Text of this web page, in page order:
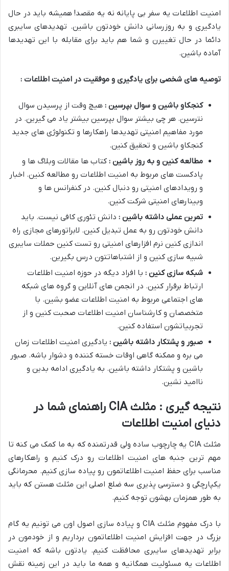
امنیت اطلاعات یه سفر بی پایانه نه یه مقصد! همیشه باید در حال
یادگیری و به روزرسانی دانش خودتون باشین. تهدیدهای سایبری
دائما در حال تغییرن و شما هم باید برای مقابله با این تهدیدها
آماده باشین.
توصیه های شخصی برای یادگیری و موفقیت در امنیت اطلاعات :
کنجکاو باشین و سوال بپرسین : هیچ وقت از پرسیدن سوال
نترسین. هر چی بیشتر سوال بپرسین بیشتر یاد می گیرین. در
مورد مفاهیم امنیتی تهدیدها راهکارها و تکنولوژی های جدید
کنجکاو باشین و تحقیق کنین.
مطالعه کنین و به روز باشین : کتاب ها مقالات وبلاگ ها و
پادکست های مربوط به امنیت اطلاعات رو مطالعه کنین. اخبار
و رویدادهای امنیتی رو دنبال کنین. در کنفرانس ها و
وبینارهای امنیتی شرکت کنین.
تمرین عملی داشته باشین : دانش تئوری کافی نیست. باید
دانش خودتون رو به عمل تبدیل کنین. لابراتورهای مجازی راه
اندازی کنین نرم افزارهای امنیتی رو تست کنین حملات سایبری
شبیه سازی کنین و از اشتباهاتتون درس بگیرین.
شبکه سازی کنین : با افراد دیگه در حوزه امنیت اطلاعات
ارتباط برقرار کنین. در انجمن های آنلاین و گروه های شبکه
های اجتماعی مربوط به امنیت اطلاعات عضو بشین. با
متخصصان و کارشناسان امنیت اطلاعات صحبت کنین و از
تجربیاتشون استفاده کنین.
صبور و پشتکار داشته باشین : یادگیری امنیت اطلاعات زمان
می بره و ممکنه گاهی اوقات خسته کننده و دشوار باشه. صبور
باشین و پشتکار داشته باشین. به یادگیری ادامه بدین و
ناامید نشین.
نتیجه گیری : مثلث CIA راهنمای شما در
دنیای امنیت اطلاعات
مثلث CIA یه چارچوب ساده ولی قدرتمنده که به ما کمک می کنه تا
مهم ترین جنبه های امنیت اطلاعات رو درک کنیم و راهکارهای
مناسب برای حفظ امنیت اطلاعاتمون رو پیاده سازی کنیم. محرمانگی
یکپارچگی و دسترسی پذیری سه ضلع اصلی این مثلث هستن که باید
به طور همزمان بهشون توجه کنیم.
با درک مفهوم مثلث CIA و پیاده سازی اصول اون می تونیم یه گام
بزرگ در جهت افزایش امنیت اطلاعاتمون برداریم و از خودمون در
برابر تهدیدهای سایبری محافظت کنیم. یادتون باشه که امنیت
اطلاعات یه مسئولیت همگانیه و همه ما باید در این زمینه نقش